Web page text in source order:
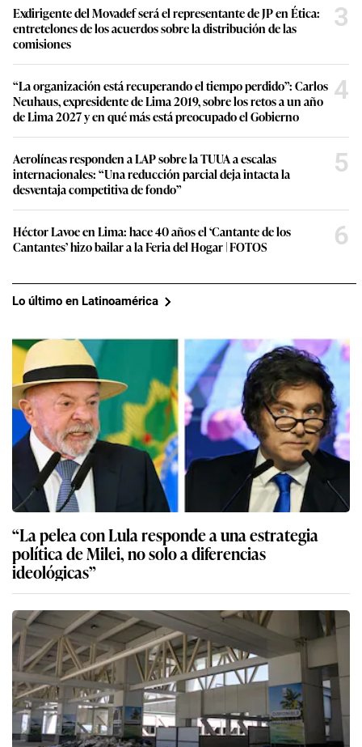
Exdirigente del Movadef será el representante de JP en Ética:
entretelones de los acuerdos sobre la distribución de las
comisiones
3
“La organización está recuperando el tiempo perdido”: Carlos
Neuhaus, expresidente de Lima 2019, sobre los retos a un año
de Lima 2027 y en qué más está preocupado el Gobierno
4
Aerolíneas responden a LAP sobre la TUUA a escalas
internacionales: “Una reducción parcial deja intacta la
desventaja competitiva de fondo”
5
Héctor Lavoe en Lima: hace 40 años el ‘Cantante de los
Cantantes’ hizo bailar a la Feria del Hogar | FOTOS
6
Lo último en Latinoamérica
“La pelea con Lula responde a una estrategia
política de Milei, no solo a diferencias
ideológicas”